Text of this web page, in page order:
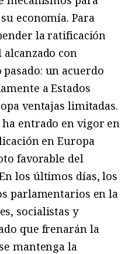
economía. Para
la ratificación
con
un acuerdo
a Estados
ventajas limitadas.
entrado en vigor en
en Europa
favorable del
los últimos días, los
parlamentarios en la
socialistas y
que frenarán la
mantenga la